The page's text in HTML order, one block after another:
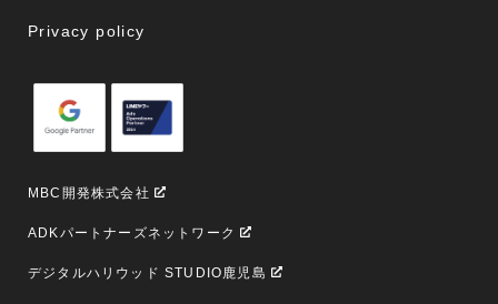
Privacy policy
MBC開発株式会社
ADKパートナーズネットワーク
デジタルハリウッド STUDIO鹿児島